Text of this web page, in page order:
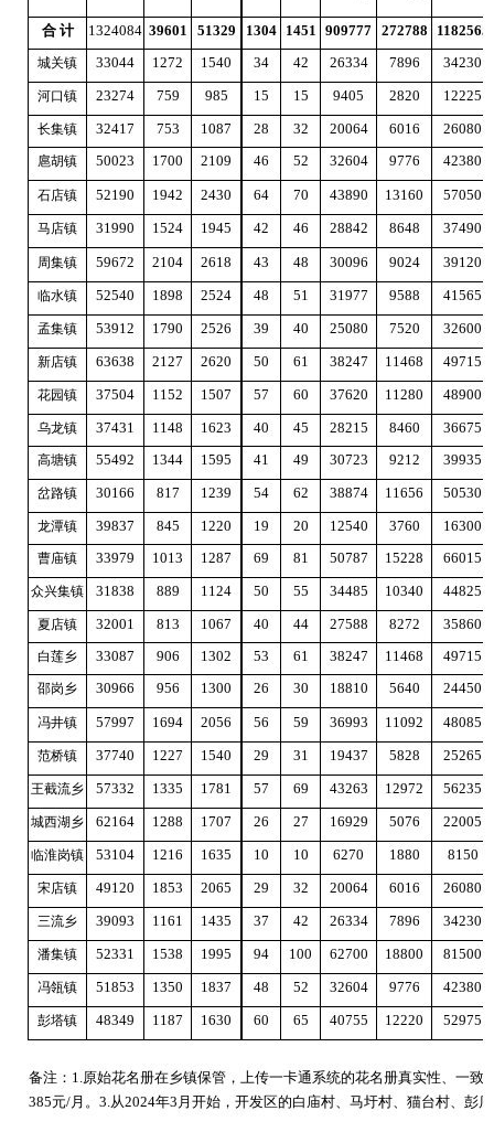
合 计 1324084 39601 51329 1304 1451 909777 272788 1182565
城关镇 33044 1272 1540 34 42 26334 7896 34230
河口镇 23274 759 985 15 15 9405 2820 12225
长集镇 32417 753 1087 28 32 20064 6016 26080
扈胡镇 50023 1700 2109 46 52 32604 9776 42380
石店镇 52190 1942 2430 64 70 43890 13160 57050
马店镇 31990 1524 1945 42 46 28842 8648 37490
周集镇 59672 2104 2618 43 48 30096 9024 39120
临水镇 52540 1898 2524 48 51 31977 9588 41565
孟集镇 53912 1790 2526 39 40 25080 7520 32600
新店镇 63638 2127 2620 50 61 38247 11468 49715
花园镇 37504 1152 1507 57 60 37620 11280 48900
乌龙镇 37431 1148 1623 40 45 28215 8460 36675
高塘镇 55492 1344 1595 41 49 30723 9212 39935
岔路镇 30166 817 1239 54 62 38874 11656 50530
龙潭镇 39837 845 1220 19 20 12540 3760 16300
曹庙镇 33979 1013 1287 69 81 50787 15228 66015
众兴集镇 31838 889 1124 50 55 34485 10340 44825
夏店镇 32001 813 1067 40 44 27588 8272 35860
白莲乡 33087 906 1302 53 61 38247 11468 49715
邵岗乡 30966 956 1300 26 30 18810 5640 24450
冯井镇 57997 1694 2056 56 59 36993 11092 48085
范桥镇 37740 1227 1540 29 31 19437 5828 25265
王截流乡 57332 1335 1781 57 69 43263 12972 56235
城西湖乡 62164 1288 1707 26 27 16929 5076 22005
临淮岗镇 53104 1216 1635 10 10 6270 1880 8150
宋店镇 49120 1853 2065 29 32 20064 6016 26080
三流乡 39093 1161 1435 37 42 26334 7896 34230
潘集镇 52331 1538 1995 94 100 62700 18800 81500
冯瓴镇 51853 1350 1837 48 52 32604 9776 42380
彭塔镇 48349 1187 1630 60 65 40755 12220 52975
备注：1.原始花名册在乡镇保管，上传一卡通系统的花名册真实性、一
385元/月。3.从2024年3月开始，开发区的白庙村、马圩村、猫台村、彭